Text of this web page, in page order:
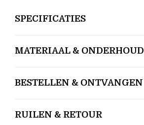
SPECIFICATIES
MATERIAAL & ONDERHOUD
BESTELLEN & ONTVANGEN
RUILEN & RETOUR